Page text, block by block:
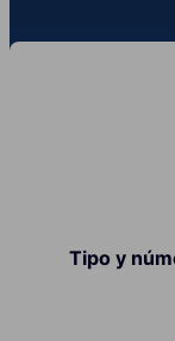
Tipo y